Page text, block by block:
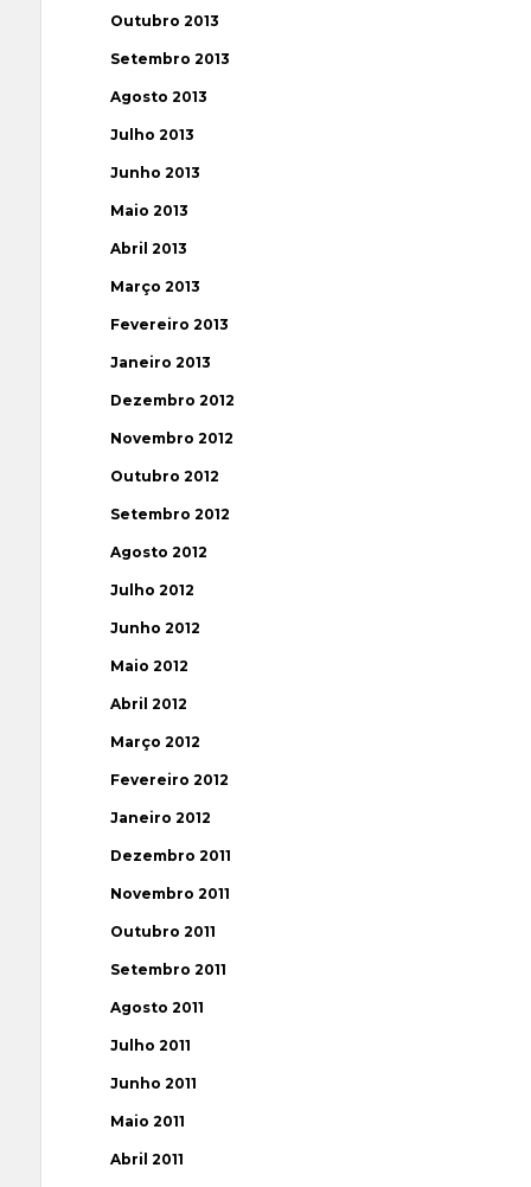
Outubro 2013
Setembro 2013
Agosto 2013
Julho 2013
Junho 2013
Maio 2013
Abril 2013
Março 2013
Fevereiro 2013
Janeiro 2013
Dezembro 2012
Novembro 2012
Outubro 2012
Setembro 2012
Agosto 2012
Julho 2012
Junho 2012
Maio 2012
Abril 2012
Março 2012
Fevereiro 2012
Janeiro 2012
Dezembro 2011
Novembro 2011
Outubro 2011
Setembro 2011
Agosto 2011
Julho 2011
Junho 2011
Maio 2011
Abril 2011